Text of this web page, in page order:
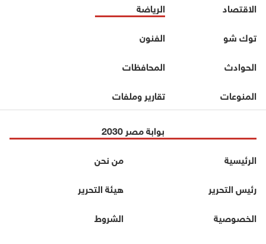
الاقتصاد
الرياضة
توك شو
الفنون
الحوادث
المحافظات
المنوعات
تقارير وملفات
بوابة مصر 2030
الرئيسية
من نحن
رئيس التحرير
هيئة التحرير
الخصوصية
الشروط